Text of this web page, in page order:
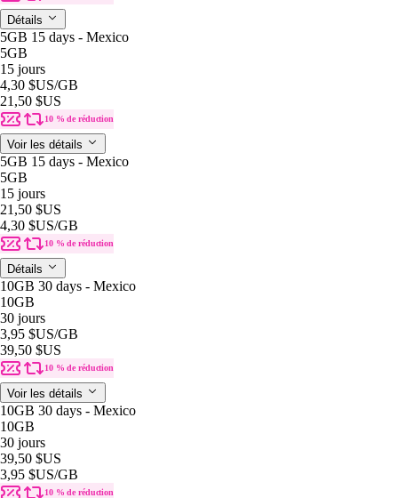
Détails
5GB 15 days - Mexico
5GB
15 jours
4,30 $US/GB
21,50 $US
10 % de réduction
Voir les détails
5GB 15 days - Mexico
5GB
15 jours
21,50 $US
4,30 $US/GB
10 % de réduction
Détails
10GB 30 days - Mexico
10GB
30 jours
3,95 $US/GB
39,50 $US
10 % de réduction
Voir les détails
10GB 30 days - Mexico
10GB
30 jours
39,50 $US
3,95 $US/GB
10 % de réduction